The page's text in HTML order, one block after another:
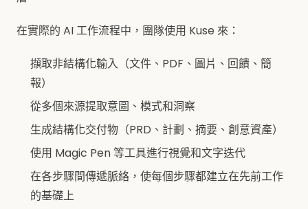
在實際的 AI 工作流程中，團隊使用 Kuse 來：
擷取非結構化輸入（文件、PDF、圖片、回饋、簡
報）
從多個來源提取意圖、模式和洞察
生成結構化交付物（PRD、計劃、摘要、創意資產）
使用 Magic Pen 等工具進行視覺和文字迭代
在各步驟間傳遞脈絡，使每個步驟都建立在先前工作
的基礎上